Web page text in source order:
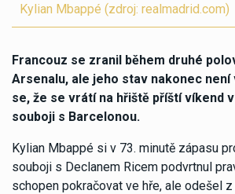
Kylian Mbappé (zdroj: realmadrid.com)
Francouz se zranil během druhé
Arsenalu, ale jeho stav nakonec není
se, že se vrátí na hřiště příští víkend
souboji s Barcelonou.
Kylian Mbappé si v 73. minutě zápasu
souboji s Declanem Ricem podvrtnul
schopen pokračovat ve hře, ale odešel